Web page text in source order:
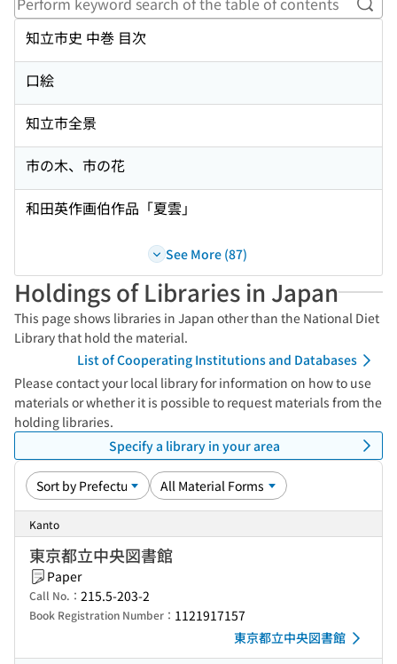
知立市史 中巻 目次
口絵
知立市全景
市の木、市の花
和田英作画伯作品「夏雲」
See More (87)
Holdings of Libraries in Japan
This page shows libraries in Japan other than the National Diet
Library that hold the material.
List of Cooperating Institutions and Databases
Please contact your local library for information on how to use
materials or whether it is possible to request materials from the
holding libraries.
Specify a library in your area
Kanto
東京都立中央図書館
Paper
Call No.： 215.5-203-2
Book Registration Number： 1121917157
東京都立中央図書館